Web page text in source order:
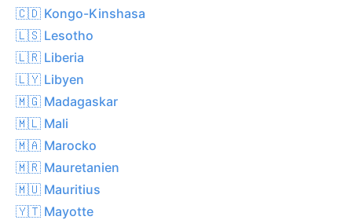
🇨🇩 Kongo-Kinshasa
🇱🇸 Lesotho
🇱🇷 Liberia
🇱🇾 Libyen
🇲🇬 Madagaskar
🇲🇱 Mali
🇲🇦 Marocko
🇲🇷 Mauretanien
🇲🇺 Mauritius
🇾🇹 Mayotte